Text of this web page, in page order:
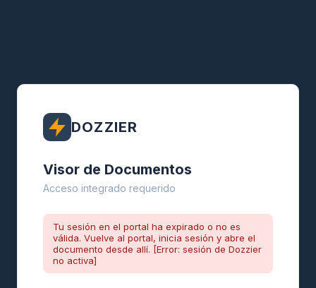
DOZZIER
Visor de Documentos
Acceso integrado requerido
Tu sesión en el portal ha expirado o no es
válida. Vuelve al portal, inicia sesión y abre el
documento desde allí. [Error: sesión de Dozzier
no activa]